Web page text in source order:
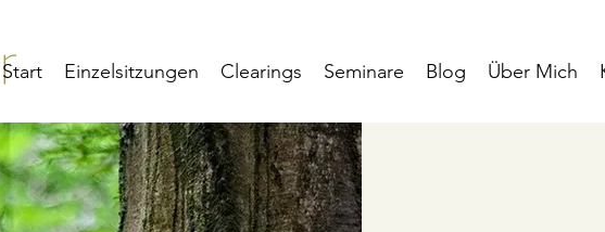
Start Einzelsitzungen Clearings Seminare Blog Über Mich